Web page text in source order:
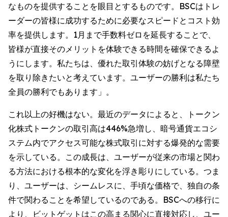
なものを提供することを眼目とするものです。BSCはトレ
ーダーの皆様に成功するために必要なスピードとコスト効
率を提供します。1月まで手数料ゼロを延長することで、
皆様が直接そのメリットを体験できる時間を確保できるよ
うにします。私たちは、優れた取引体験の妨げとなる障壁
を取り除きたいと考えています。ユーザーの勝利は私たち
全員の勝利でもあります」。
これ以上の好機はない。最近のデータによると、トークン
化株式トークンの取引高は446%急増し、暗号通貨エコシ
ステム内でアクセス可能な株式取引に対する爆発的な需要
を示している。この成長は、ユーザーが従来の市場と関わ
る方法における根本的な変化を浮き彫りにしている。つま
り、ユーザーは、シームレスに、手頃な価格で、独自の条
件で関わることを希望しているのである。BSCへの移行に
より、ビットゲットはこの高まる関心に直接対応し、ユー